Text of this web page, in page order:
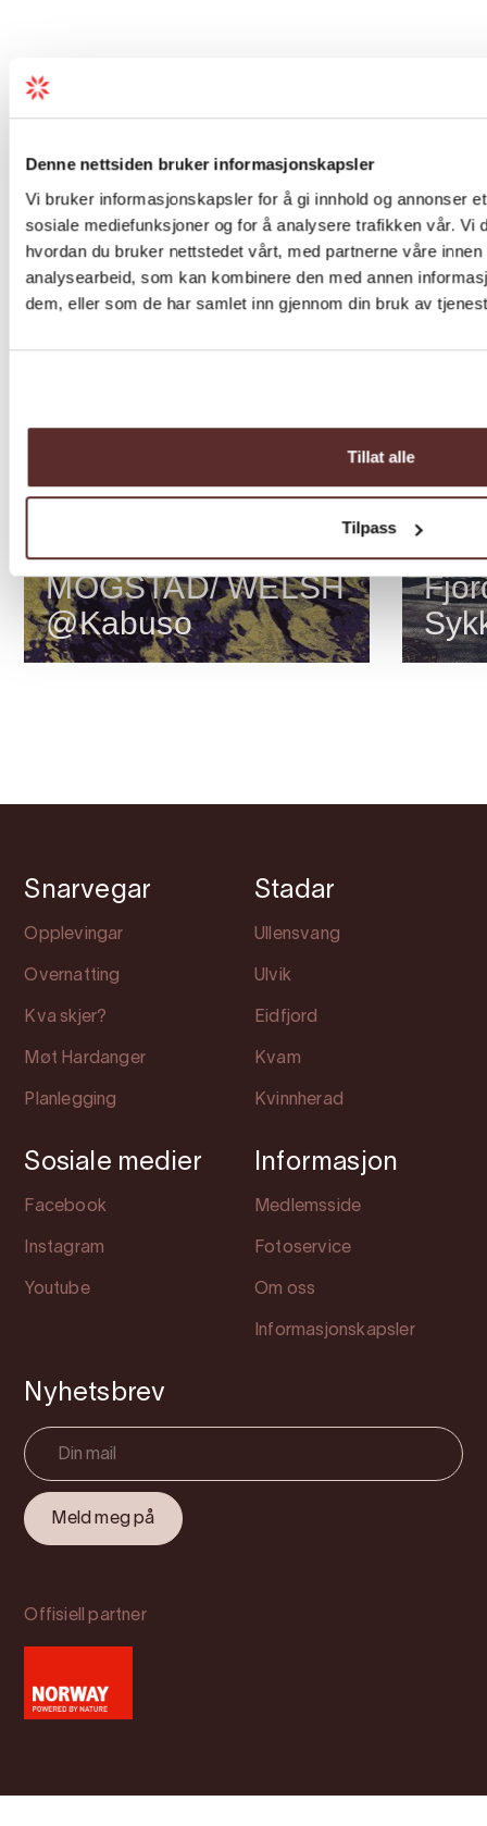
Denne nettsiden bruker informasjonskapsler
Vi bruker informasjonskapsler for å gi innhold og annonser
sosiale mediefunksjoner og for å analysere trafikken vår. Vi
hvordan du bruker nettstedet vårt, med partnerne våre
analysearbeid, som kan kombinere den med annen
dem, eller som de har samlet inn gjennom din bruk av
Tillat alle
Tilpass
nærleiken
16. mai –
30. aug.
DYRDAL/
MOGSTAD/ WELSH
@Kabuso
Aug.
29
Snarvegar
Opplevingar
Overnatting
Kva skjer?
Møt Hardanger
Planlegging
Stadar
Ullensvang
Ulvik
Eidfjord
Kvam
Kvinnherad
Sosiale medier
Facebook
Instagram
Youtube
Informasjon
Medlemsside
Fotoservice
Om oss
Informasjonskapsler
Nyhetsbrev
Offisiell partner